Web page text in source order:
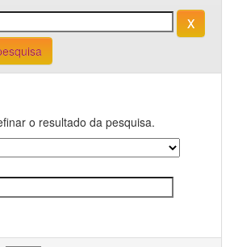
o resultado da pesquisa.